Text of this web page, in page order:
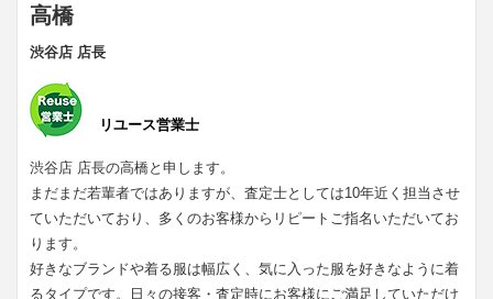
高橋
渋谷店 店長
リユース営業士
渋谷店 店長の高橋と申します。
まだまだ若輩者ではありますが、査定士としては10年近く担当させ
ていただいており、多くのお客様からリピートご指名いただいてお
ります。
好きなブランドや着る服は幅広く、気に入った服を好きなように着
るタイプです。日々の接客・査定時にお客様にご満足していただけ